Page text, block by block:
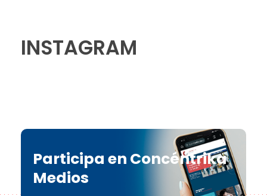
INSTAGRAM
Participa en Concéntrika
Medios